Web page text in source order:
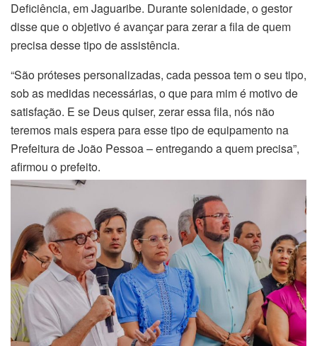
Deficiência, em Jaguaribe. Durante solenidade, o gestor
disse que o objetivo é avançar para zerar a fila de quem
precisa desse tipo de assistência.
“São próteses personalizadas, cada pessoa tem o seu tipo,
sob as medidas necessárias, o que para mim é motivo de
satisfação. E se Deus quiser, zerar essa fila, nós não
teremos mais espera para esse tipo de equipamento na
Prefeitura de João Pessoa – entregando a quem precisa”,
afirmou o prefeito.